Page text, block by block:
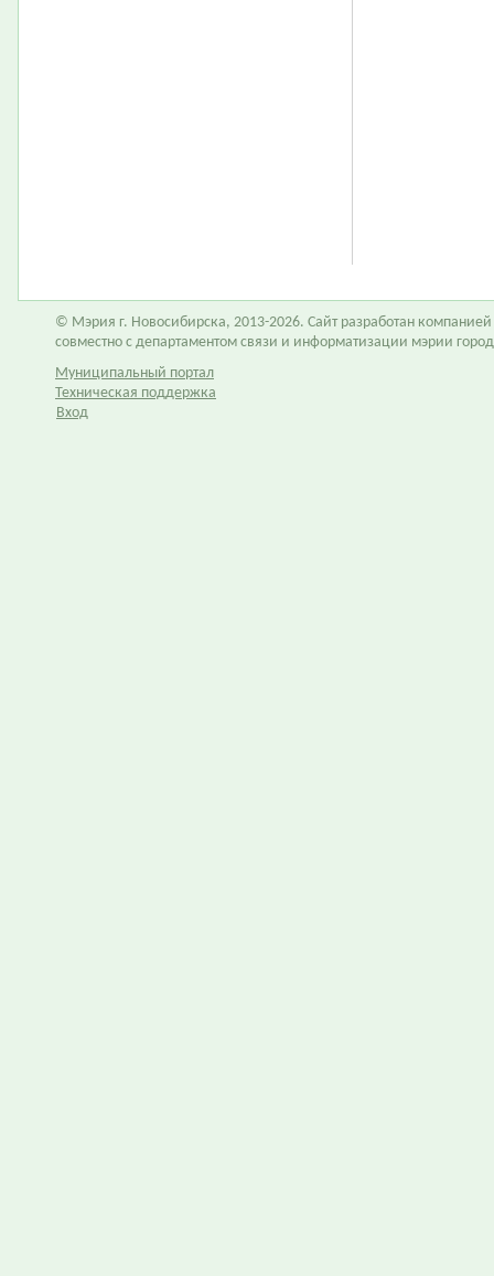
© Мэрия г. Новосибирска, 2013-2026. Сайт разработан компанией
совместно с департаментом связи и информатизации мэрии
Муниципальный портал
Техническая поддержка
Вход